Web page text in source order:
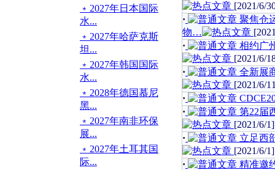
﹡2027年日本国际
水...
﹡2027年哈萨克斯
坦...
﹡2027年韩国国际
水...
﹡2028年德国慕尼
黑...
﹡2027年南非环保
展...
﹡2027年土耳其国
际...
[2021/6/
·
聚焦仓
物…
·
相约广
[2021/6/
·
全新展
[2021/6/
·
·
第22届
[2021/6/1]
·
立足西
[2021/6/1]
·
精准邀